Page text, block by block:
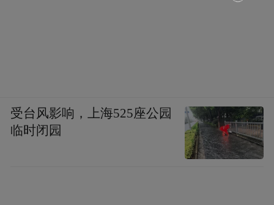
受台风影响，上海525座公园
临时闭园